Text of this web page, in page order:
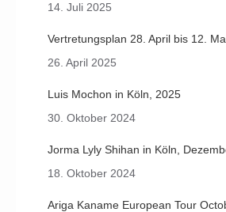
14. Juli 2025
Vertretungsplan 28. April bis 12.
26. April 2025
Luis Mochon in Köln, 2025
30. Oktober 2024
Jorma Lyly Shihan in Köln,
18. Oktober 2024
Ariga Kaname European Tour